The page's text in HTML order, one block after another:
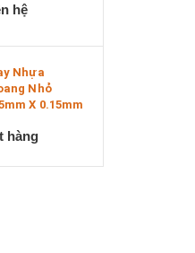
hệ
Nhựa
Nhỏ
X 0.15mm
hàng